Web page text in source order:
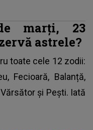
marți, 23
astrele?
toate cele 12 zodii:
Fecioară, Balanță,
și Pești. Iată